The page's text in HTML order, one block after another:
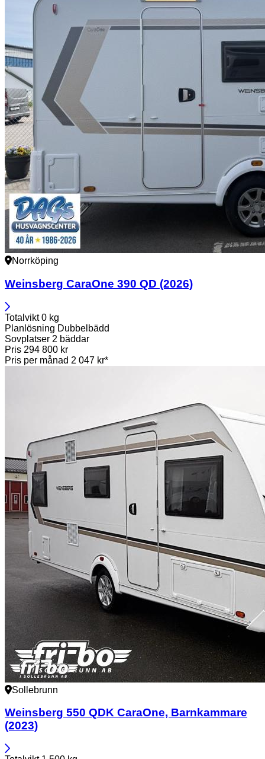
Norrköping
Weinsberg CaraOne 390 QD (2026)
Totalvikt 0 kg
Planlösning Dubbelbädd
Sovplatser 2 bäddar
Pris 294 800 kr
Pris per månad 2 047 kr*
Sollebrunn
Weinsberg 550 QDK CaraOne, Barnkammare
(2023)